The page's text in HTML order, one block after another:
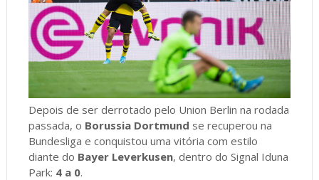
Depois de ser derrotado pelo Union Berlin na rodada
passada, o Borussia Dortmund se recuperou na
Bundesliga e conquistou uma vitória com estilo
diante do Bayer Leverkusen, dentro do Signal Iduna
Park: 4 a 0.